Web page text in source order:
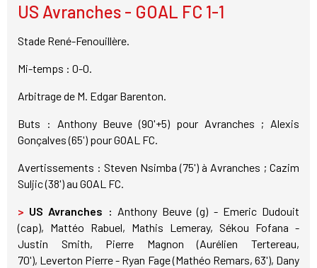
US Avranches - GOAL FC 1-1
Stade René-Fenouillère.
Mi-temps : 0-0.
Arbitrage de M. Edgar Barenton.
Buts : Anthony Beuve (90'+5) pour Avranches ; Alexis
Gonçalves (65') pour GOAL FC.
Avertissements : Steven Nsimba (75') à Avranches ; Cazim
Suljic (38') au GOAL FC.
> US Avranches : Anthony Beuve (g) - Emeric Dudouit
(cap), Mattéo Rabuel, Mathis Lemeray, Sékou Fofana -
Justin Smith, Pierre Magnon (Aurélien Tertereau,
70'), Leverton Pierre - Ryan Fage (Mathéo Remars, 63'), Dany